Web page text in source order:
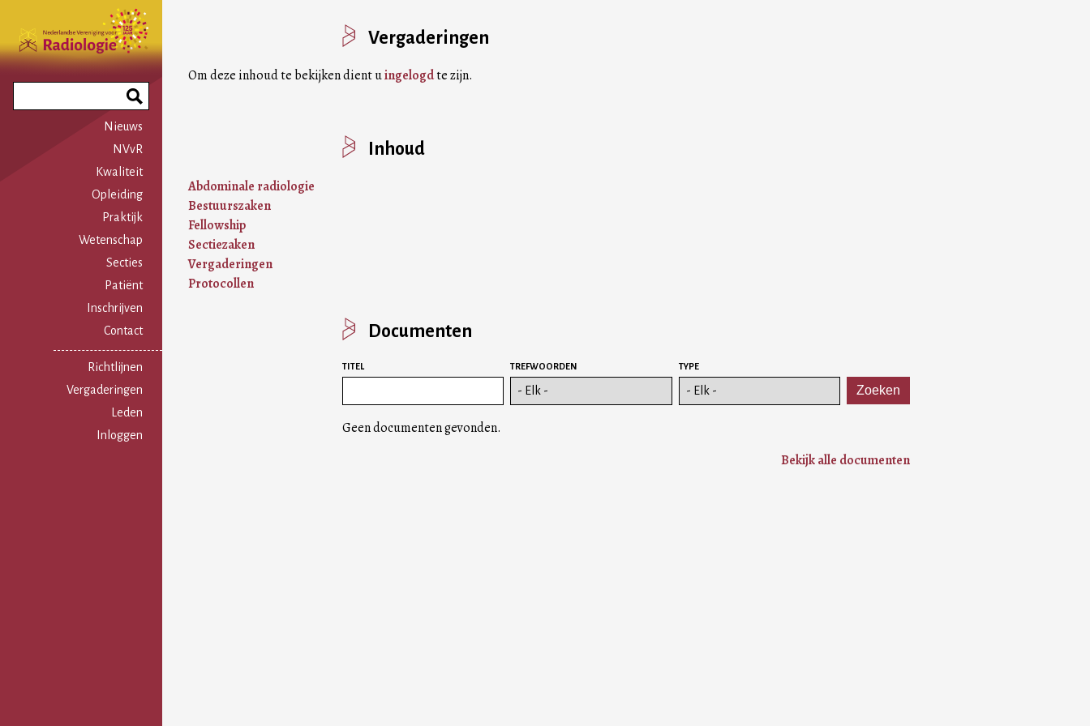
naar
de
inhoud
gaan
Phrase
Nieuws
NVvR
Kwaliteit
Opleiding
Praktijk
Wetenschap
Secties
Patiënt
Inschrijven
Contact
Gebruikersmenu
Richtlijnen
Vergaderingen
Leden
Inloggen
Vergaderingen
Om deze inhoud te bekijken dient uingelogdte zijn.
Inhoud
Abdominale radiologie
Bestuurszaken
Fellowship
Sectiezaken
Vergaderingen
Protocollen
Documenten
TITEL TREFWOORDEN TYPE
Geen documenten gevonden.
Bekijk alle documenten